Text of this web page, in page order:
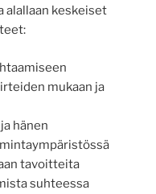
alallaan keskeiset
mukaan ja
hänen
tavoitteita
suhteessa